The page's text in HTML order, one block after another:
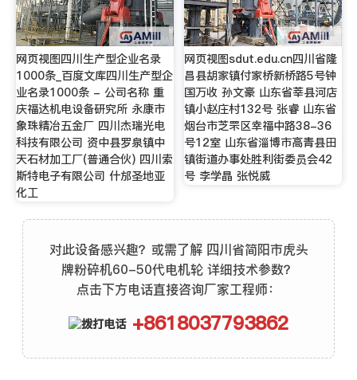
网页视图四川生产型企业名录
1000条_百度文库四川生产型企
业名录1000条 - 公司名称 重
庆福达机电设备研究所 永康市
象珠精冶五金厂 四川杰瑞光电
科技有限公司 资中县罗泉镇中
天石材加工厂(普通合伙) 四川索
斯特电子有限公司 什邡圣地亚
化工
网页视图sdut.edu.cn四川省隆
昌县胡家镇付家桥新桥路5号钟
国万收 孙文豪 山东省莘县河店
镇小赵庄村132号 张睿 山东省
烟台市芝罘区幸福中路38-36
号12室 山东省淄博市高青县田
镇街道办事处胜利街委员会42
号 李学晶 张悦威
对此设备感兴趣？或需了解 四川省简阳市虎头
牌粉碎机60-50代电机轮 详细技术参数？
点击下方电话直接咨询厂家工程师：
+8618037793862